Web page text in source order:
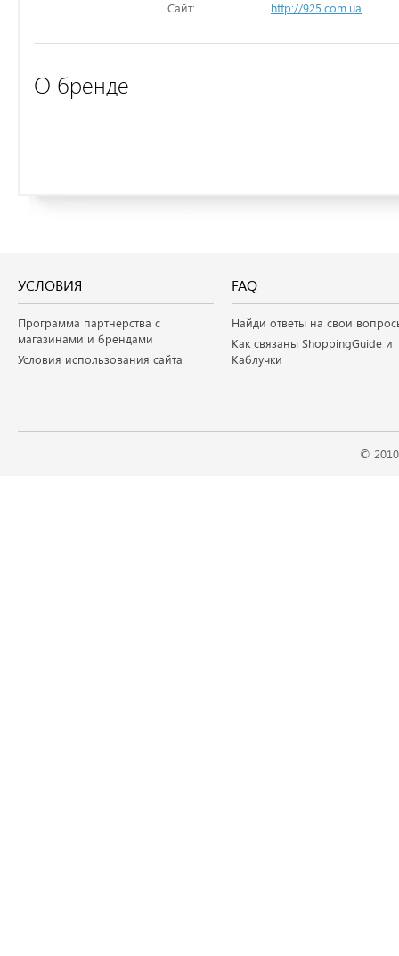
Сайт:
http://925.com.ua
О бренде
УСЛОВИЯ
Программа партнерства с
магазинами и брендами
Условия использования сайта
FAQ
Найди ответы на свои
Как связаны ShoppingGuide и
Каблучки
©